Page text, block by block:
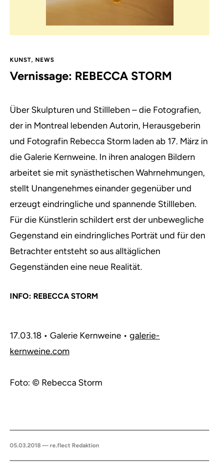
KUNST, NEWS
Vernissage: REBECCA STORM
Über Skulpturen und Stillleben – die Fotografien,
der in Montreal lebenden Autorin, Herausgeberin
und Fotografin Rebecca Storm laden ab 17. März in
die Galerie Kernweine. In ihren analogen Bildern
arbeitet sie mit synästhetischen Wahrnehmungen,
stellt Unangenehmes einander gegenüber und
erzeugt eindringliche und spannende Stillleben.
Für die Künstlerin schildert erst der unbewegliche
Gegenstand ein eindringliches Porträt und für den
Betrachter entsteht so aus alltäglichen
Gegenständen eine neue Realität.
INFO: REBECCA STORM
17.03.18 • Galerie Kernweine • galerie-
kernweine.com
Foto: © Rebecca Storm
05.03.2018 — re.flect Redaktion